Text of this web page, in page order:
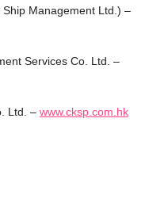
Management Ltd.) –
Services Co. Ltd. –
Ltd. – www.cksp.com.hk